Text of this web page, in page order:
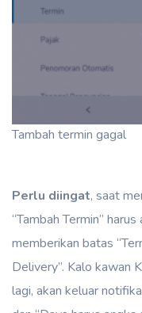
Tambah termin gagal
Perlu diingat, saat
“Tambah Termin”
memberikan batas
Delivery”. Kalo kawan
lagi, akan keluar